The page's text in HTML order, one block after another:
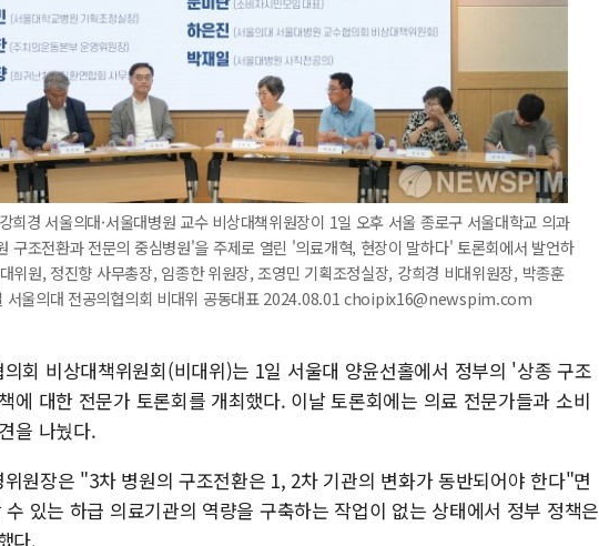
희경 서울의대·서울대병원 교수 비상대책위원장이 1일 오후 서울 종로구 서울대학교 의과
구조전환과 전문의 중심병원'을 주제로 열린 '의료개혁, 현장이 말하다' 토론회에서 발언하
위원, 정진향 사무총장, 임종한 위원장, 조영민 기획조정실장, 강희경 비대위원장, 박종훈
서울의대 전공의협의회 비대위 공동대표 2024.08.01 choipix16@newspim.com
회 비상대책위원회(비대위)는 1일 서울대 양윤선홀에서 정부의 '상종 구조
에 대한 전문가 토론회를 개최했다. 이날 토론회에는 의료 전문가들과 소비
을 나눴다.
원장은 "3차 병원의 구조전환은 1, 2차 기관의 변화가 동반되어야 한다"면
있는 하급 의료기관의 역량을 구축하는 작업이 없는 상태에서 정부 정책은
다.